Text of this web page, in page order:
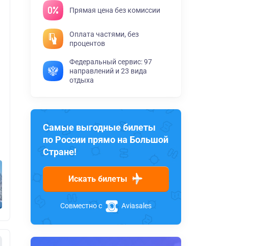
Прямая цена без комиссии
Оплата частями, без
процентов
Федеральный сервис: 97
направлений и 23 вида
отдыха
Самые выгодные билеты
по России прямо на Большой
Стране!
Искать билеты
Совместно с Aviasales